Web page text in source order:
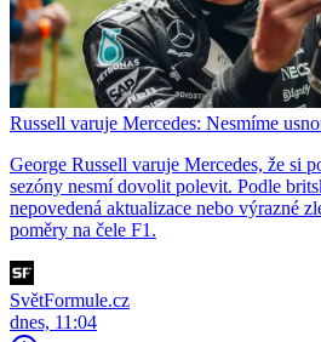
Russell varuje Mercedes: Nesmíme
George Russell varuje Mercedes, že si
sezóny nesmí dovolit polevit. Podle
nepovedená aktualizace nebo výrazné
poměry na čele F1.
SvětFormule.cz
dnes, 11:04